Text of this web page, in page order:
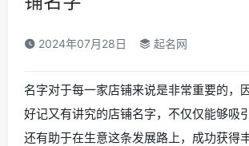
2024年07月28日 起名网
名字对于每一家店铺来说是非常重要的，
好记又有讲究的店铺名字，不仅仅能够吸
还有助于在生意这条发展路上，成功获得